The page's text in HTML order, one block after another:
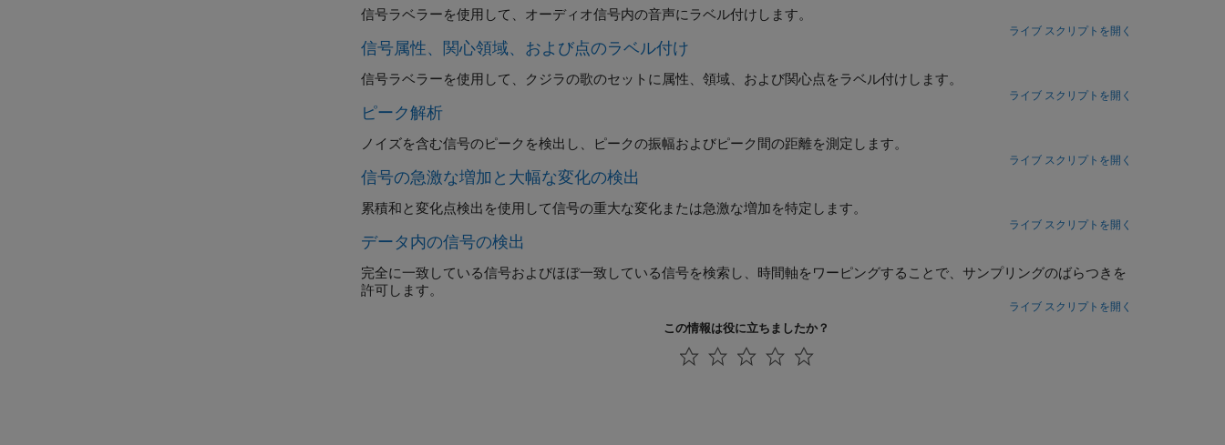
信号ラベラーを使用して、オーディオ信号内の音声にラベル付けします。
ライブ スクリプトを開く
信号属性、関心領域、および点のラベル付け
信号ラベラーを使用して、クジラの歌のセットに属性、領域、および関心点をラベル付けします。
ライブ スクリプトを開く
ピーク解析
ノイズを含む信号のピークを検出し、ピークの振幅およびピーク間の距離を測定します。
ライブ スクリプトを開く
信号の急激な増加と大幅な変化の検出
累積和と変化点検出を使用して信号の重大な変化または急激な増加を特定します。
ライブ スクリプトを開く
データ内の信号の検出
完全に一致している信号およびほぼ一致している信号を検索し、時間軸をワーピングすることで、サンプリングのばらつきを
許可します。
ライブ スクリプトを開く
この情報は役に立ちましたか？